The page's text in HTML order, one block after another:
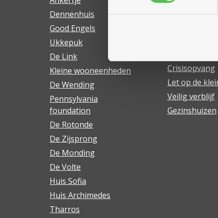
Dennenhuis
Good Engels
Ukkepuk
De Link
Kleine wooneenheden
De Wending
Pennsylvania
foundation
De Rotonde
De Zijsprong
De Monding
De Volte
Huis Sofia
Huis Archimedes
Tharros
Dagopvang
Crisisopvang
Let op de
Veilig verblijf
Gezinshuizen